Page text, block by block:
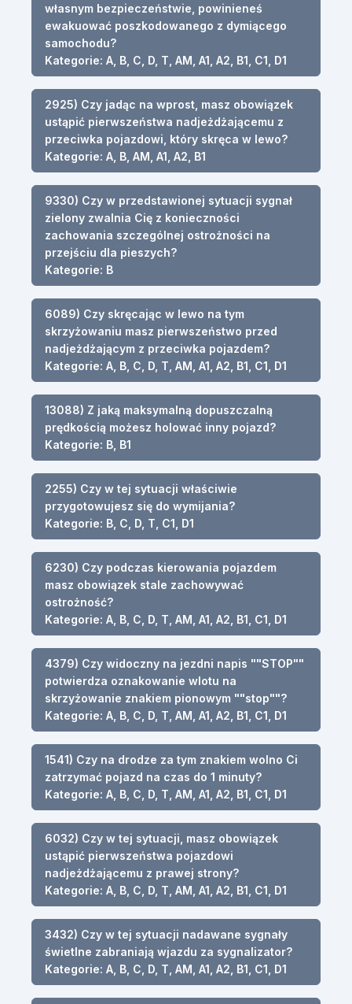
własnym bezpieczeństwie, powinieneś
ewakuować poszkodowanego z dymiącego
samochodu?
Kategorie: A, B, C, D, T, AM, A1, A2, B1, C1, D1
2925) Czy jadąc na wprost, masz obowiązek
ustąpić pierwszeństwa nadjeżdżającemu z
przeciwka pojazdowi, który skręca w lewo?
Kategorie: A, B, AM, A1, A2, B1
9330) Czy w przedstawionej sytuacji sygnał
zielony zwalnia Cię z konieczności
zachowania szczególnej ostrożności na
przejściu dla pieszych?
Kategorie: B
6089) Czy skręcając w lewo na tym
skrzyżowaniu masz pierwszeństwo przed
nadjeżdżającym z przeciwka pojazdem?
Kategorie: A, B, C, D, T, AM, A1, A2, B1, C1, D1
13088) Z jaką maksymalną dopuszczalną
prędkością możesz holować inny pojazd?
Kategorie: B, B1
2255) Czy w tej sytuacji właściwie
przygotowujesz się do wymijania?
Kategorie: B, C, D, T, C1, D1
6230) Czy podczas kierowania pojazdem
masz obowiązek stale zachowywać
ostrożność?
Kategorie: A, B, C, D, T, AM, A1, A2, B1, C1, D1
4379) Czy widoczny na jezdni napis ""STOP""
potwierdza oznakowanie wlotu na
skrzyżowanie znakiem pionowym ""stop""?
Kategorie: A, B, C, D, T, AM, A1, A2, B1, C1, D1
1541) Czy na drodze za tym znakiem wolno Ci
zatrzymać pojazd na czas do 1 minuty?
Kategorie: A, B, C, D, T, AM, A1, A2, B1, C1, D1
6032) Czy w tej sytuacji, masz obowiązek
ustąpić pierwszeństwa pojazdowi
nadjeżdżającemu z prawej strony?
Kategorie: A, B, C, D, T, AM, A1, A2, B1, C1, D1
3432) Czy w tej sytuacji nadawane sygnały
świetlne zabraniają wjazdu za sygnalizator?
Kategorie: A, B, C, D, T, AM, A1, A2, B1, C1, D1